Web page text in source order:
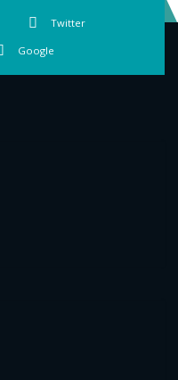
Twitter
Google